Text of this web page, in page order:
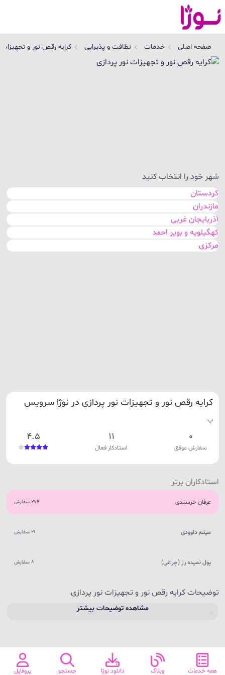
صفحه اصلی خدمات نظافت و پذیرایی کرایه رقص نور و تجهیزات
شهر خود را انتخاب کنید
کردستان
مازندران
آذربایجان غربی
کهگیلویه و بویر احمد
مرکزی
کرایه رقص نور و تجهیزات نور پردازی در نوژا سرویس
پ
0
سفارش موفق
11
استادکار فعال
4.5
استادکاران برتر
عرفان خرسندی 274 سفارش
میثم داوودی 21 سفارش
پول نمیده رز (چراغی) 8 سفارش
توضیحات کرایه رقص نور و تجهیزات نور پردازی
. مشاهده توضیحات بیشتر
همه خدمات وبلاگ دانلود نوژا جستجو پروفایل